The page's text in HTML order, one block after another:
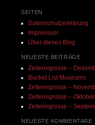
SEITEN
Datenschutzerklärung
Impressum
Über dieses Blog
NEUESTE BEITRÄGE
Zeitereignisse –
Bucket List Museums
Zeitereignisse –
Zeitereignisse –
Zeitereignisse –
NEUESTE KOMMENTARE